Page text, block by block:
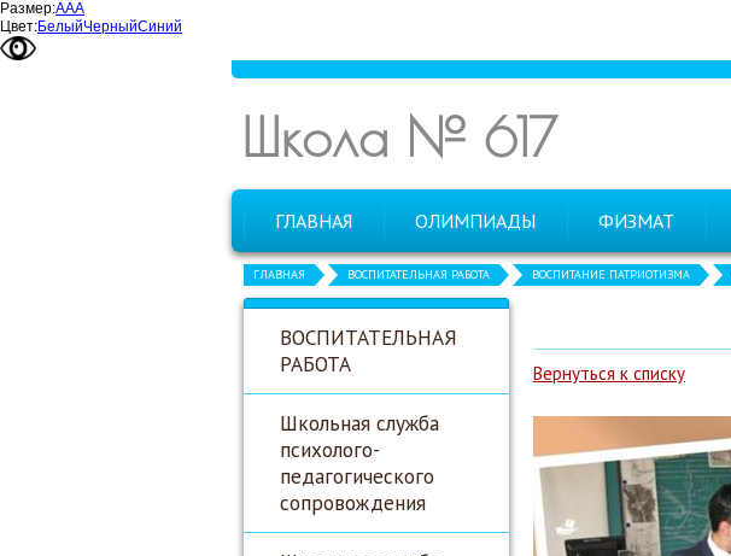
Размер:ААА
Цвет:БелыйЧерныйСиний
Школа № 617
ГЛАВНАЯ ОЛИМПИАДЫ ФИЗМАТ
ГЛАВНАЯ ВОСПИТАТЕЛЬНАЯ РАБОТА ВОСПИТАНИЕ ПАТРИОТИЗМА
ВОСПИТАТЕЛЬНАЯ
РАБОТА
Школьная служба
психолого-
педагогического
сопровождения
Вернуться к списку